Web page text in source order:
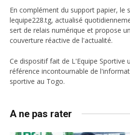
En complément du support papier, le
lequipe228.tg, actualisé
sert de relais numérique et propose
couverture réactive de l'actualité.
Ce dispositif fait de L'Equipe Sportive
référence incontournable de
sportive au Togo.
A ne pas rater